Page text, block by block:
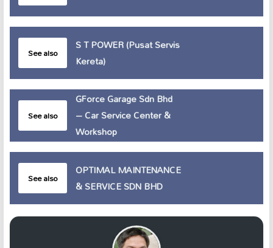
See also
S T POWER (Pusat Servis
Kereta)
See also
GForce Garage Sdn Bhd
– Car Service Center &
Workshop
See also
OPTIMAL MAINTENANCE
& SERVICE SDN BHD